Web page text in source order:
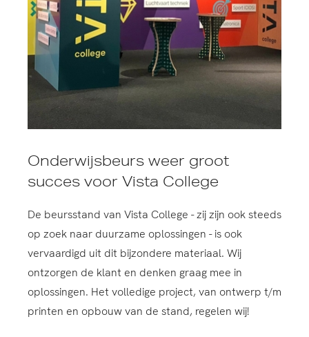
Onderwijsbeurs weer groot
succes voor Vista College
De beursstand van Vista College - zij zijn ook steeds
op zoek naar duurzame oplossingen - is ook
vervaardigd uit dit bijzondere materiaal. Wij
ontzorgen de klant en denken graag mee in
oplossingen. Het volledige project, van ontwerp t/m
printen en opbouw van de stand, regelen wij!